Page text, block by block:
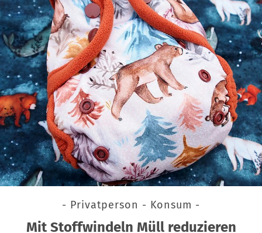
- Privatperson - Konsum -
Mit Stoffwindeln Müll reduzieren